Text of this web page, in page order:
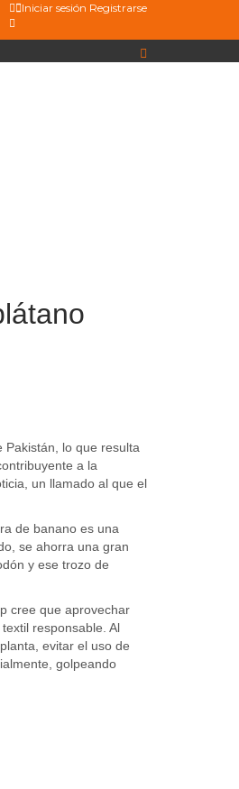
Iniciar sesión Registrarse
lo que resulta
a la
un llamado al que el
de banano es una
se ahorra una gran
y ese trozo de
cree que aprovechar
responsable. Al
evitar el uso de
golpeando